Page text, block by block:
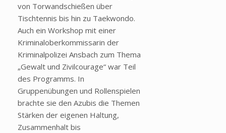
von Torwandschießen über
Tischtennis bis hin zu Taekwondo.
Auch ein Workshop mit einer
Kriminaloberkommissarin der
Kriminalpolizei Ansbach zum Thema
„Gewalt und Zivilcourage“ war Teil
des Programms. In
Gruppenübungen und Rollenspielen
brachte sie den Azubis die Themen
Stärken der eigenen Haltung,
Zusammenhalt bis